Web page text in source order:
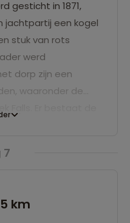
gesticht in 1871,
jachtpartij een kogel
stuk van rots
werd
dorp zijn een
waaronder de
de Wild Fig Tree en
invulling
7
km